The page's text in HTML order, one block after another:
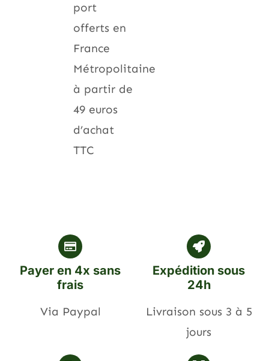
port
offerts en
France
Métropolitaine
à partir de
49 euros
d’achat
TTC
Payer en 4x sans
frais
Via Paypal
Expédition sous
24h
Livraison sous 3 à 5
jours